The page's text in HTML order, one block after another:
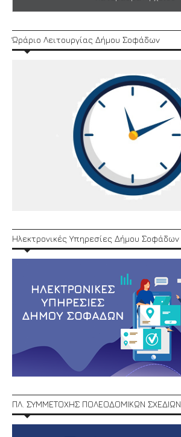
Ώράριο Λειτουργίας Δήμου Σοφάδων
Ηλεκτρονικές Υπηρεσίες Δήμου Σοφάδων
ΠΛ. ΣΥΜΜΕΤΟΧΗΣ ΠΟΛΕΟΔΟΜΙΚΩΝ ΣΧΕΔΙΩΝ